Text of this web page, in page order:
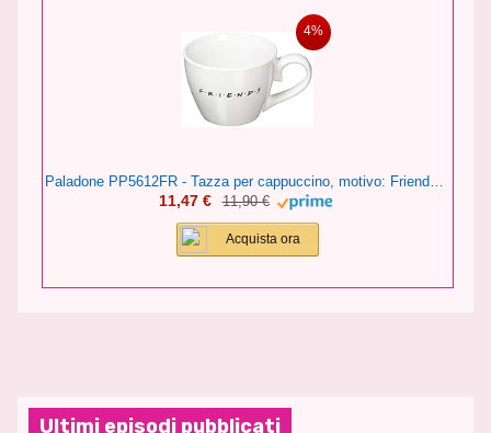
4%
11,47 € 11,90 €
Acquista ora
Ultimi episodi pubblicati